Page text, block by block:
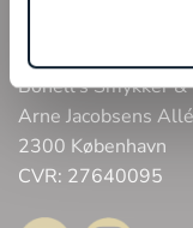
Bonell’s Smykker
Arne Jacobsens
2300 København
CVR: 27640095